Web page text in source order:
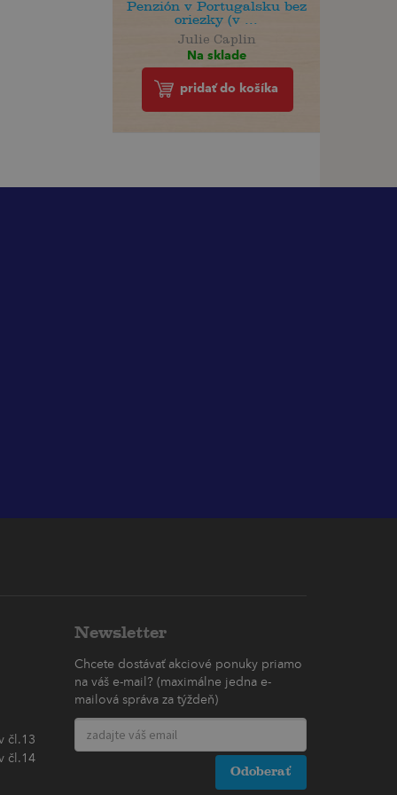
Penzión v Portugalsku bez
oriezky (v ...
Julie Caplin
Na sklade
pridať do košíka
čl.13
čl.14
Newsletter
Chcete dostávať akciové ponuky priamo
na váš e-mail? (maximálne jedna e-
mailová správa za týždeň)
Odoberať